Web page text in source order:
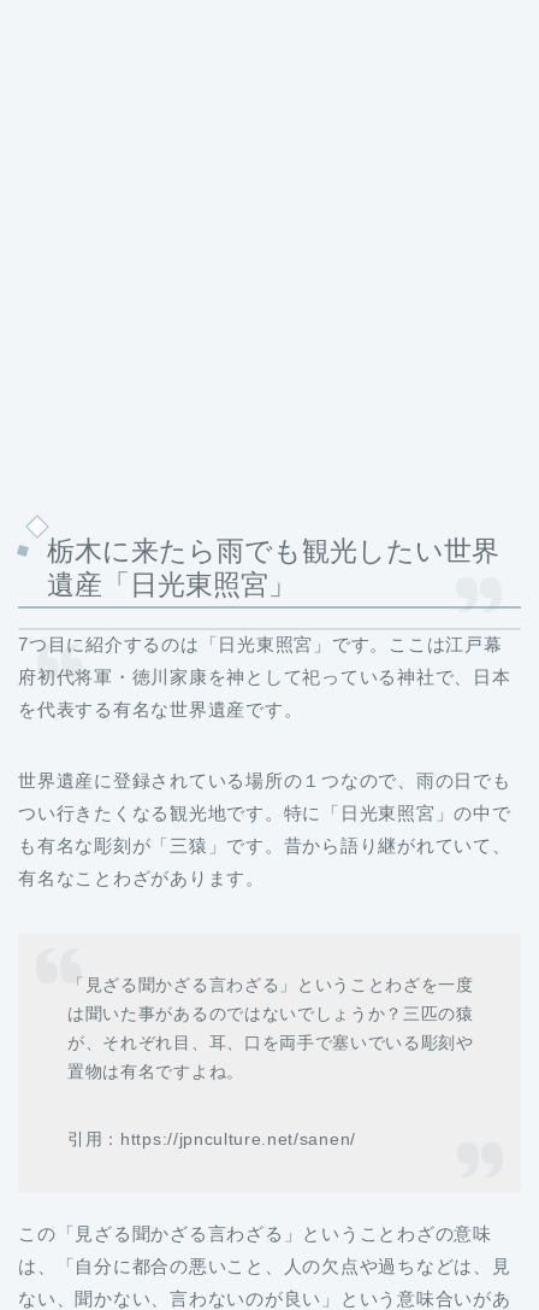
栃木に来たら雨でも観光したい世界
遺産「日光東照宮」
7つ目に紹介するのは「日光東照宮」です。ここは江戸幕
府初代将軍・徳川家康を神として祀っている神社で、日本
を代表する有名な世界遺産です。
世界遺産に登録されている場所の１つなので、雨の日でも
つい行きたくなる観光地です。特に「日光東照宮」の中で
も有名な彫刻が「三猿」です。昔から語り継がれていて、
有名なことわざがあります。
「見ざる聞かざる言わざる」ということわざを一度
は聞いた事があるのではないでしょうか？三匹の猿
が、それぞれ目、耳、口を両手で塞いでいる彫刻や
置物は有名ですよね。
引用：https://jpnculture.net/sanen/
この「見ざる聞かざる言わざる」ということわざの意味
は、「自分に都合の悪いこと、人の欠点や過ちなどは、見
ない、聞かない、言わないのが良い」という意味合いがあ